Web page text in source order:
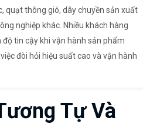
quạt thông gió, dây chuyền sản xuất
nghiệp khác. Nhiều khách hàng
tin cậy khi vận hành sản phẩm
đòi hỏi hiệu suất cao và vận hành
Tự Và